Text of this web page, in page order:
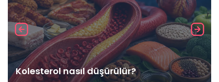
Kolesterol nasıl düşürülür?